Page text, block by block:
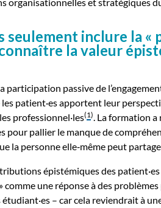
organisationnelles et stratégiques
seulement inclure la «
la valeur
participation passive de
les patient·es apportent leur
professionnel·les(1). La formation a
pour pallier le manque de
la personne elle‑même peut
épistémiques des
comme une réponse à des
– car cela reviendrait à